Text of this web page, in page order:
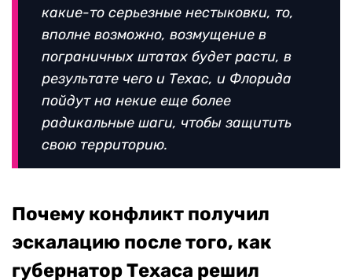
какие-то серьезные нестыковки, то,
вполне возможно, возмущение в
пограничных штатах будет расти, в
результате чего и Техас, и Флорида
пойдут на некие еще более
радикальные шаги, чтобы защитить
свою территорию.
Почему конфликт получил
эскалацию после того, как
губернатор Техаса решил